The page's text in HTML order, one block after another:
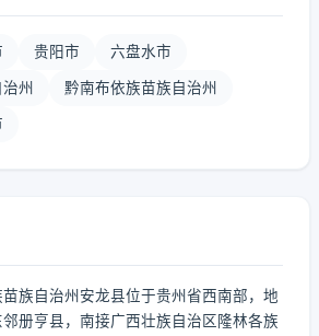
贵阳市 六盘水市
州 黔南布依族苗族自治州
族自治州安龙县位于贵州省西南部，地
册亨县，南接广西壮族自治区隆林各族